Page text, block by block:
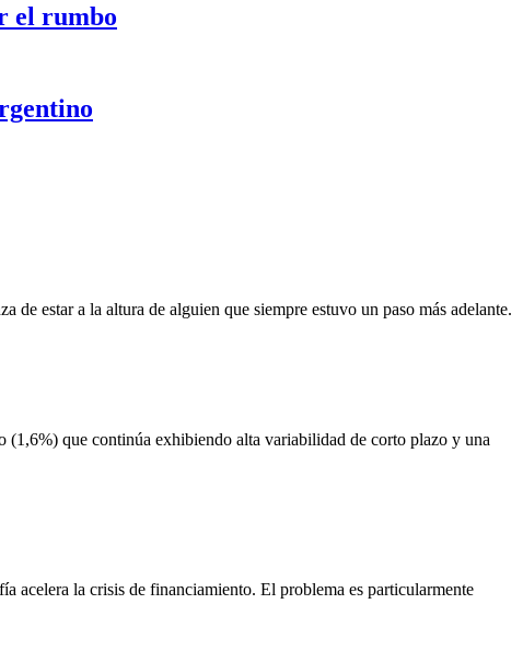
el rumbo
de estar a la altura de alguien que siempre estuvo un paso más adelante.
que continúa exhibiendo alta variabilidad de corto plazo y una
acelera la crisis de financiamiento. El problema es particularmente